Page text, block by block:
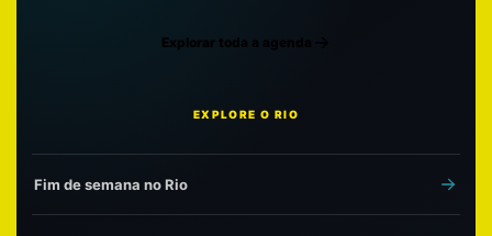
Explorar toda a agenda
EXPLORE O RIO
Fim de semana no Rio